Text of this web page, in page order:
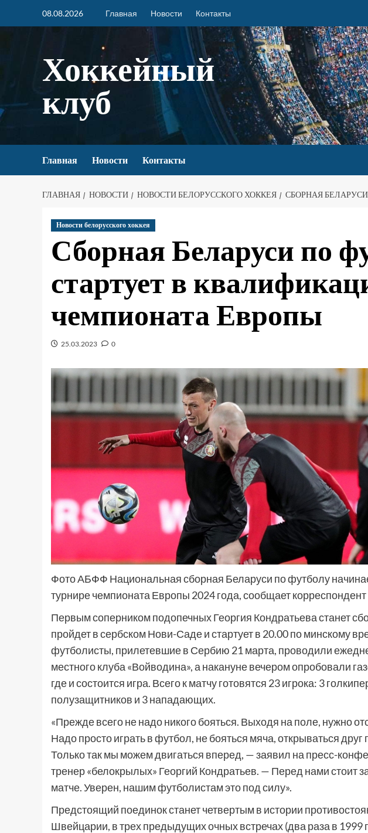
08.08.2026 Главная Новости Контакты
Хоккейный
клуб
Главная Новости Контакты
ГЛАВНАЯ НОВОСТИ НОВОСТИ БЕЛОРУССКОГО ХОККЕЯ СБОРНАЯ
Новости белорусского хоккея
Сборная Беларуси по
стартует в
чемпионата Европы
25.03.2023 0
Фото АБФФ Национальная сборная Беларуси по футболу
турнире чемпионата Европы 2024 года, сообщает
Первым соперником подопечных Георгия Кондратьева станет
пройдет в сербском Нови-Саде и стартует в 20.00 по минскому
футболисты, прилетевшие в Сербию 21 марта, проводили
местного клуба «Войводина», а накануне вечером опробовали
где и состоится игра. Всего к матчу готовятся 23 игрока: 3
полузащитников и 3 нападающих.
«Прежде всего не надо никого бояться. Выходя на поле, нужно
Надо просто играть в футбол, не бояться мяча, открываться друг
Только так мы можем двигаться вперед, — заявил на пресс-
тренер «белокрылых» Георгий Кондратьев. — Перед нами стоит
матче. Уверен, нашим футболистам это под силу».
Предстоящий поединок станет четвертым в истории
Швейцарии, в трех предыдущих очных встречах (два раза в 1999